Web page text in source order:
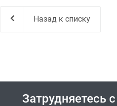
Назад к списку
Затрудняетесь